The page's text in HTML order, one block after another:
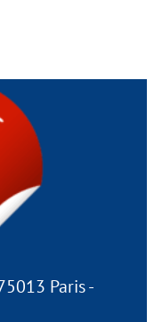
Paris -